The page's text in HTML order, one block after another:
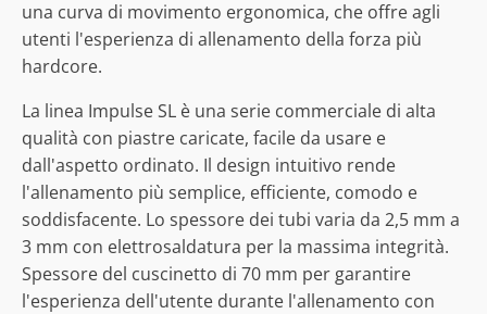
una curva di movimento ergonomica, che offre agli
utenti l'esperienza di allenamento della forza più
hardcore.
La linea Impulse SL è una serie commerciale di alta
qualità con piastre caricate, facile da usare e
dall'aspetto ordinato. Il design intuitivo rende
l'allenamento più semplice, efficiente, comodo e
soddisfacente. Lo spessore dei tubi varia da 2,5 mm a
3 mm con elettrosaldatura per la massima integrità.
Spessore del cuscinetto di 70 mm per garantire
l'esperienza dell'utente durante l'allenamento con